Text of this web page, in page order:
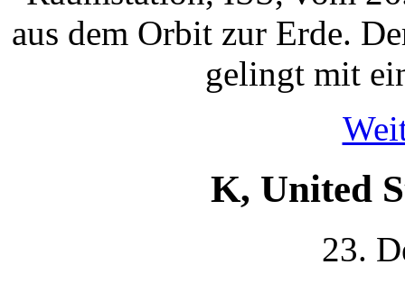
aus dem Orbit zur Erde.
gelingt mit
K, United
23.